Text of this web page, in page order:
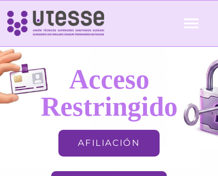
Skip
content
Inicio
QUIÉNES SOMOS Acceso
Restringido
AFILIACIÓN